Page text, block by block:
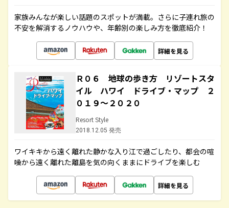
家族みんなが楽しい話題のスポットが満載。さらに子連れ旅の
不安を解消するノウハウや、年齢別の楽しみ方を徹底紹介！
詳細を見る
Ｒ０６ 地球の歩き方 リゾートスタ
イル ハワイ ドライブ・マップ ２
０１９～２０２０
Resort Style
2018.12.05 発売
ワイキキから遠く離れた静かな入り江で過ごしたり、都会の喧
噪から遠く離れた離島を気の向くままにドライブを楽しむ
詳細を見る